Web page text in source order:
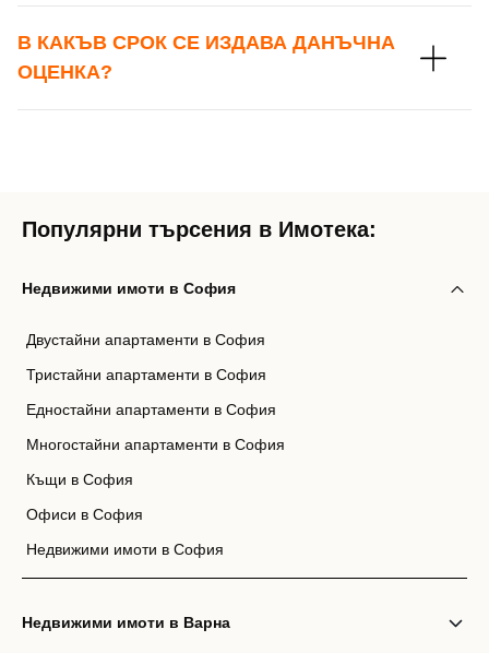
В КАКЪВ СРОК СЕ ИЗДАВА ДАНЪЧНА
ОЦЕНКА?
Популярни търсения в Имотека:
Недвижими имоти в София
Двустайни апартаменти в София
Тристайни апартаменти в София
Едностайни апартаменти в София
Многостайни апартаменти в София
Къщи в София
Офиси в София
Недвижими имоти в София
Недвижими имоти в Варна